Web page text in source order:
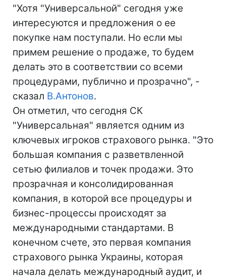
"Хотя "Универсальной" сегодня уже
интересуются и предложения о ее
покупке нам поступали. Но если мы
примем решение о продаже, то будем
делать это в соответствии со всеми
процедурами, публично и прозрачно", -
сказал В.Антонов.
Он отметил, что сегодня СК
"Универсальная" является одним из
ключевых игроков страхового рынка. "Это
большая компания с разветвленной
сетью филиалов и точек продажи. Это
прозрачная и консолидированная
компания, в которой все процедуры и
бизнес-процессы происходят за
международными стандартами. В
конечном счете, это первая компания
страхового рынка Украины, которая
начала делать международный аудит, и